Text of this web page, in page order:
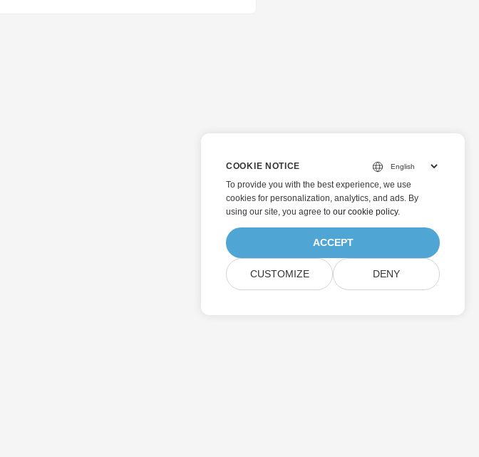
COOKIE NOTICE
To provide you with the best experience, we use
cookies for personalization, analytics, and ads. By
using our site, you agree to our cookie policy.
ACCEPT
CUSTOMIZE DENY